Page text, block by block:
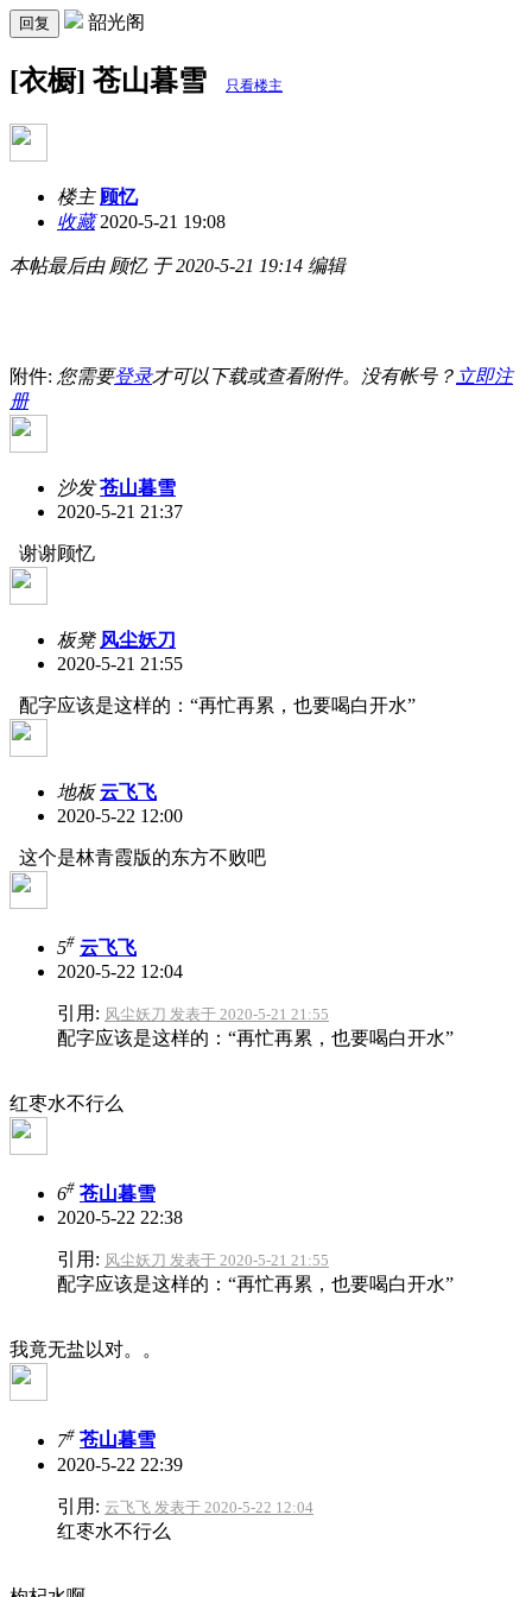
回复 韶光阁
[衣橱] 苍山暮雪 只看楼主
楼主 顾忆
收藏2020-5-21 19:08
本帖最后由 顾忆 于 2020-5-21 19:14 编辑
附件: 您需要登录才可以下载或查看附件。没有帐号？ 立即注
册
沙发 苍山暮雪
2020-5-21 21:37
谢谢顾忆
板凳 风尘妖刀
2020-5-21 21:55
配字应该是这样的：“再忙再累，也要喝白开水”
地板 云飞飞
2020-5-22 12:00
这个是林青霞版的东方不败吧
5# 云飞飞
2020-5-22 12:04
引用: 风尘妖刀 发表于 2020-5-21 21:55
配字应该是这样的：“再忙再累，也要喝白开水”
红枣水不行么
6# 苍山暮雪
2020-5-22 22:38
引用: 风尘妖刀 发表于 2020-5-21 21:55
配字应该是这样的：“再忙再累，也要喝白开水”
我竟无盐以对。。
7# 苍山暮雪
2020-5-22 22:39
引用: 云飞飞 发表于 2020-5-22 12:04
红枣水不行么